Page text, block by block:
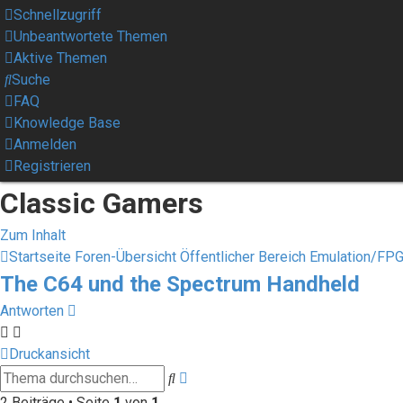
Schnellzugriff
Unbeantwortete Themen
Aktive Themen
Suche
FAQ
Knowledge Base
Anmelden
Registrieren
Classic Gamers
Zum Inhalt
Startseite Foren-Übersicht Öffentlicher Bereich Emulation/
The C64 und the Spectrum Handheld
Antworten
Druckansicht
Suche